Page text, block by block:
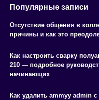
Популярные записи
Отсутствие общения в
причины и как это
Как настроить сварку
210 — подробное
начинающих
Как удалить ammyy admin